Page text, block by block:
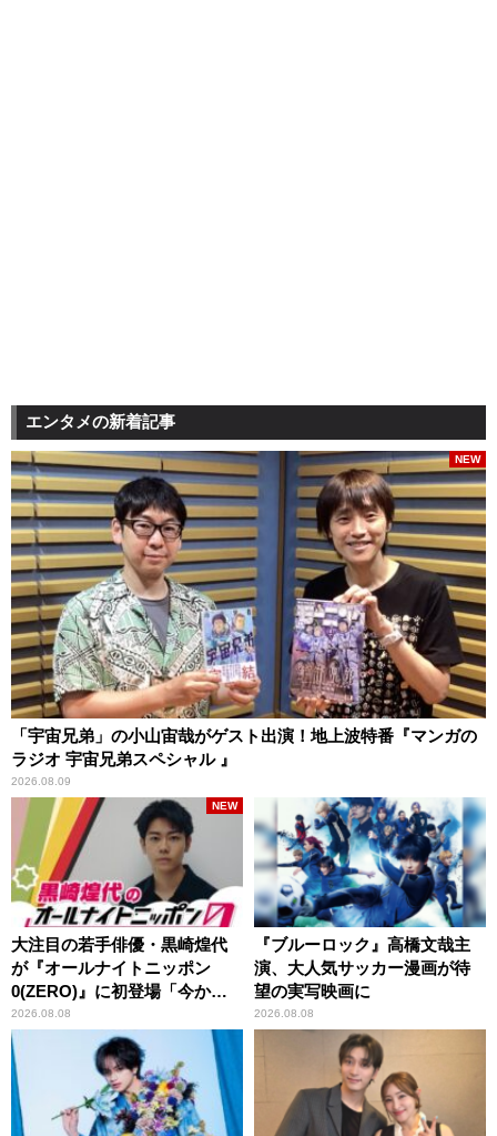
エンタメの新着記事
「宇宙兄弟」の小山宙哉がゲスト出演！地上波特番『マンガの
ラジオ 宇宙兄弟スペシャル 』
2026.08.09
NEW
大注目の若手俳優・黒崎煌代
が『オールナイトニッポン
0(ZERO)』に初登場「今から
とてもワクワクしておりま
す！」
2026.08.08
NEW
『ブルーロック』高橋文哉主
演、大人気サッカー漫画が待
望の実写映画に
2026.08.08